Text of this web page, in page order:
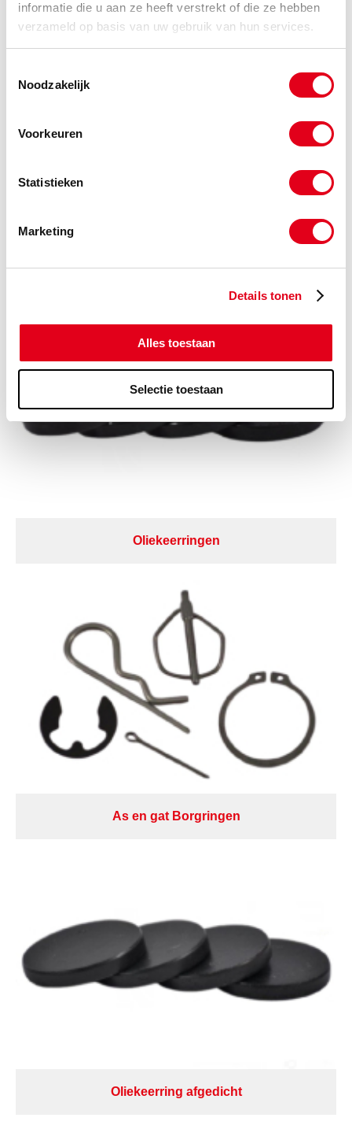
informatie die u aan ze heeft verstrekt of die ze hebben
verzameld op basis van uw gebruik van hun services.
Noodzakelijk
Voorkeuren
Statistieken
Marketing
Details tonen
Alles toestaan
Selectie toestaan
SKF1458
Hoekcontactlager SKF 3308 A
Info
Hoekcontactlager 3300 dicht
Oliekeerringen
As en gat Borgringen
Oliekeerring afgedicht